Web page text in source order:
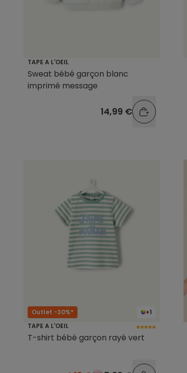
TAPE A L'OEIL
Sweat bébé garçon blanc
imprimé message
14,99 €
+1
Outlet -30%*
TAPE A L'OEIL
T-shirt bébé garçon rayé vert